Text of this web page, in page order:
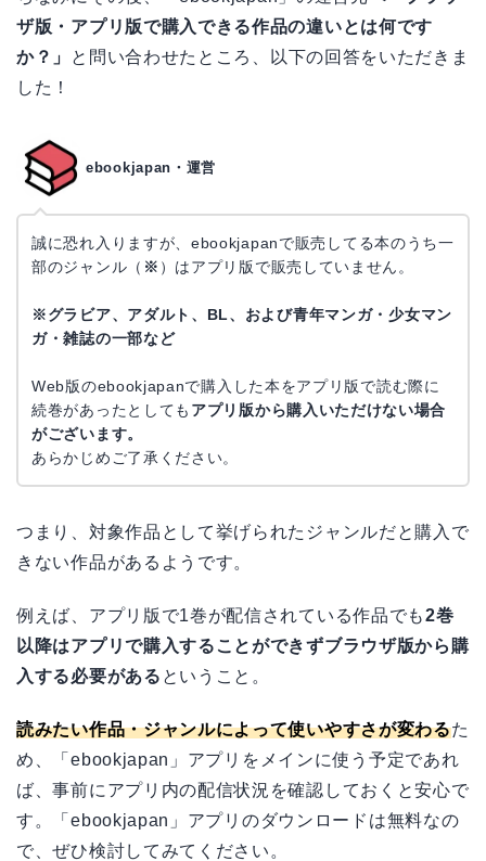
ザ版・アプリ版で購入できる作品の違いとは何です
か？」
と問い合わせたところ、以下の回答をいただきま
した！
ebookjapan・運営
誠に恐れ入りますが、ebookjapanで販売してる本のうち一
部のジャンル（ ※ ）はアプリ版で販売していません。
※グラビア、アダルト、BL、および青年マンガ・少女マン
ガ・雑誌の一部など
Web版のebookjapanで購入した本をアプリ版で読む際に
続巻があったとしても アプリ版から購入いただけない場合
がございます。
あらかじめご了承ください。
つまり、対象作品として挙げられたジャンルだと購入で
きない作品があるようです。
例えば、アプリ版で1巻が配信されている作品でも2巻
以降はアプリで購入することができずブラウザ版から購
入する必要がある ということ。
読みたい作品・ジャンルによって使いやすさが変わるた
め、「ebookjapan」アプリをメインに使う予定であれ
ば、事前にアプリ内の配信状況を確認しておくと安心で
す。「ebookjapan」アプリのダウンロードは無料なの
で、ぜひ検討してみてください。